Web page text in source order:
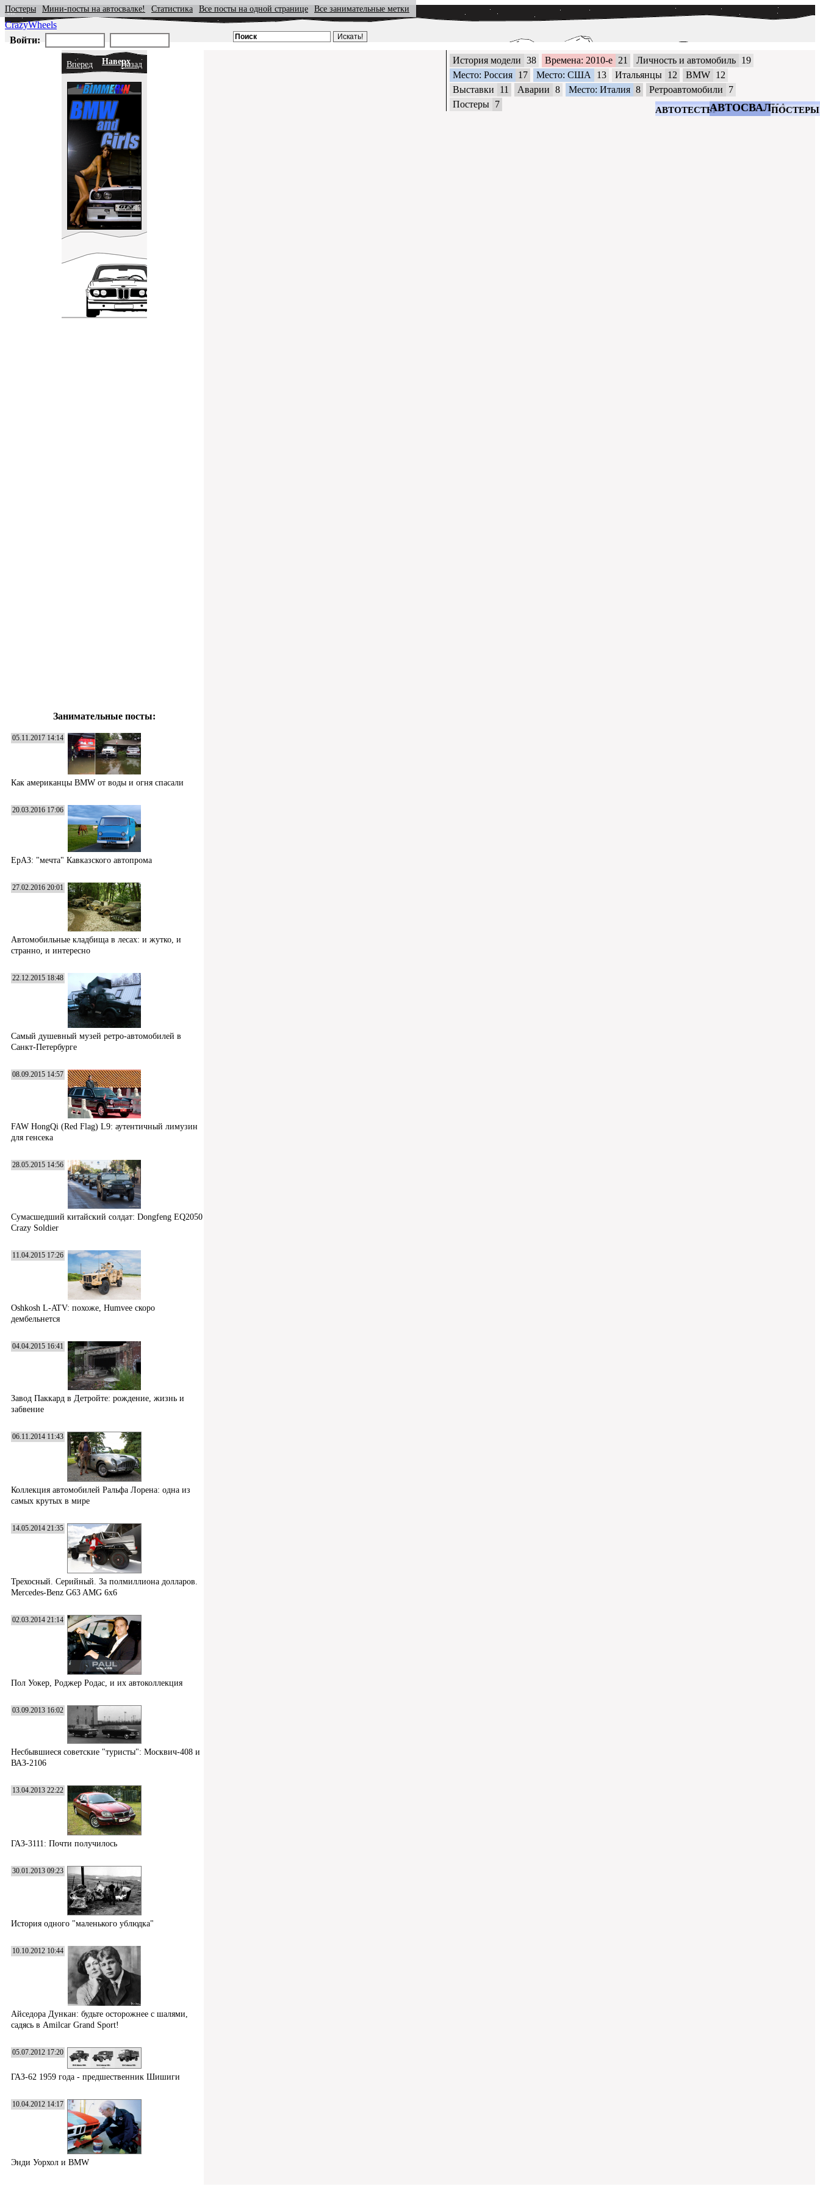
CrazyWheels
АВТОТЕСТЫАВТОСВАЛКАПОСТЕРЫ
Постеры Мини-посты на автосвалке! Статистика Все посты на одной странице Все занимательные метки
Войти:
Вперед НаверхНазад
Занимательные посты:
05.11.2017 14:14
Как американцы BMW от воды и огня спасали
20.03.2016 17:06
ЕрАЗ: "мечта" Кавказского автопрома
27.02.2016 20:01
Автомобильные кладбища в лесах: и жутко, и
странно, и интересно
22.12.2015 18:48
Самый душевный музей ретро-автомобилей в
Санкт-Петербурге
08.09.2015 14:57
FAW HongQi (Red Flag) L9: аутентичный лимузин
для генсека
28.05.2015 14:56
Сумасшедший китайский солдат: Dongfeng EQ2050
Crazy Soldier
11.04.2015 17:26
Oshkosh L-ATV: похоже, Humvee скоро
дембельнется
04.04.2015 16:41
Завод Паккард в Детройте: рождение, жизнь и
забвение
06.11.2014 11:43
Коллекция автомобилей Ральфа Лорена: одна из
самых крутых в мире
14.05.2014 21:35
Трехосный. Серийный. За полмиллиона долларов.
Mercedes-Benz G63 AMG 6x6
02.03.2014 21:14
Пол Уокер, Роджер Родас, и их автоколлекция
03.09.2013 16:02
Несбывшиеся советские "туристы": Москвич-408 и
ВАЗ-2106
13.04.2013 22:22
ГАЗ-3111: Почти получилось
30.01.2013 09:23
История одного "маленького ублюдка"
10.10.2012 10:44
Айседора Дункан: будьте осторожнее с шалями,
садясь в Amilcar Grand Sport!
05.07.2012 17:20
ГАЗ-62 1959 года - предшественник Шишиги
10.04.2012 14:17
Энди Уорхол и BMW
История модели 38 Времена: 2010-е 21 Личность и автомобиль
19
Место: Россия
17 Место: США 13 Итальянцы 12 BMW
12
Выставки
11 Аварии 8 Место: Италия 8 Ретроавтомобили
7
Постеры
7